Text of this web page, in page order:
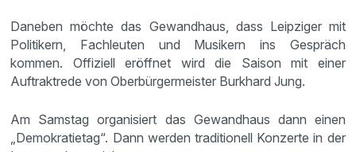
Daneben möchte das Gewandhaus, dass Leipziger mit
Politikern, Fachleuten und Musikern ins Gespräch
kommen. Offiziell eröffnet wird die Saison mit einer
Auftraktrede von Oberbürgermeister Burkhard Jung.
Am Samstag organisiert das Gewandhaus dann einen
„Demokratietag“. Dann werden traditionell Konzerte in der